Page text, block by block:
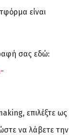
είναι
σας εδώ:
επιλέξτε ως
να λάβετε την